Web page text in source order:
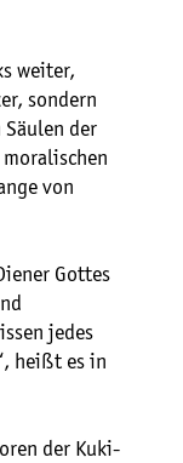
weiter,
sondern
der
von
Gottes
jedes
heißt es in
der Kuki-